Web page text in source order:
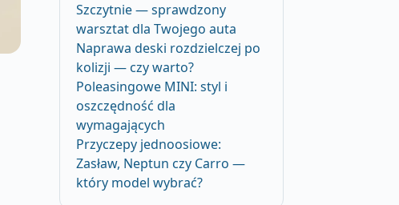
Szczytnie — sprawdzony
warsztat dla Twojego auta
Naprawa deski rozdzielczej po
kolizji — czy warto?
Poleasingowe MINI: styl i
oszczędność dla
wymagających
Przyczepy jednoosiowe:
Zasław, Neptun czy Carro —
który model wybrać?